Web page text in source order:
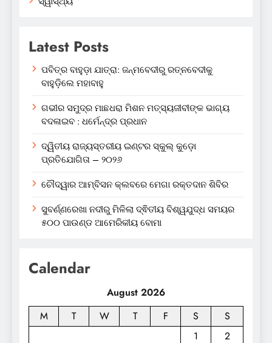
Latest Posts
ପବିତ୍ର ବାହୁଡ଼ା ଯାତ୍ରା: ଜନ୍ମବେଦୀରୁ ରତ୍ନବେଦୀକୁ
ବାହୁଡ଼ିଲେ ମହାବାହୁ
ଗଭୀର ସମୁଦ୍ର ମାଛଧରା ମିଶନ ମତ୍ସ୍ୟଜୀବୀଙ୍କ ଭାଗ୍ୟ
ବଦଳାଇବ : ଧର୍ମେନ୍ଦ୍ର ପ୍ରଧାନ
ଦ୍ୱିତୀୟ ରାଜ୍ୟସ୍ତରୀୟ ଇଣ୍ଟର ସ୍କୁଲ୍ କୁଡ଼ୋ
ପ୍ରତିଯୋଗିତା – ୨୦୨୬
ଚୌଦ୍ୱାର ଆମ୍ବିସନ କ୍ଲବରେ ମେଗା ରକ୍ତଦାନ ଶିବିର
ସୁବର୍ଣ୍ଣରେଖା ନଦୀରୁ ମିଳିଲା ଦ୍ଵିତୀୟ ବିଶ୍ୱଯୁଦ୍ଧ ସମୟର
୫୦୦ ପାଉଣ୍ଡ ଆମେରିକୀୟ ବୋମା
Calendar
August 2026
M
T W T F S
S
1
2